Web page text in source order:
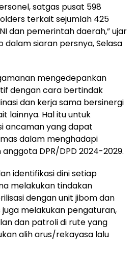
satgas pusat 598
terkait sejumlah 425
dan pemerintah daerah,” ujar
dalam siaran persnya, Selasa
mengedepankan
dengan cara bertindak
dan kerja sama bersinergi
lainnya. Hal itu untuk
ancaman yang dapat
dalam menghadapi
DPR/DPD 2024-2029.
identifikasi dini setiap
melakukan tindakan
dengan unit jibom dan
juga melakukan pengaturan,
dan patroli di rute yang
alih arus/rekayasa lalu